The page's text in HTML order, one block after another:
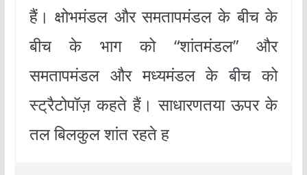
हैं। क्षोभमंडल और समतापमंडल के बीच के
बीच के भाग को “शांतमंडल” और
समतापमंडल और मध्यमंडल के बीच को
स्ट्रैटोपॉज़ कहते हैं। साधारणतया ऊपर के
तल बिलकुल शांत रहते ह